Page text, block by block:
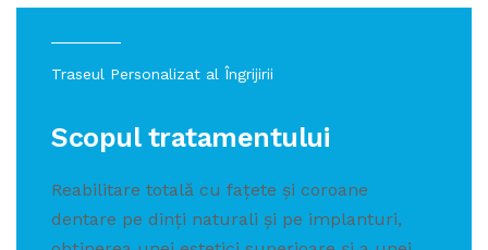
Traseul Personalizat al Îngrijirii
Scopul tratamentului
Reabilitare totală cu fațete și coroane
dentare pe dinți naturali și pe implanturi,